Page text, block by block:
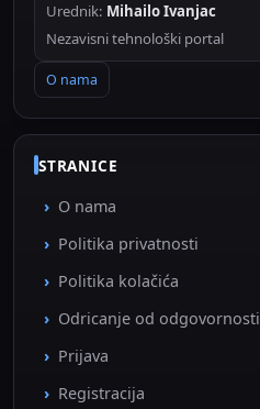
Urednik: Mihailo Ivanjac
Nezavisni tehnološki portal
O nama
STRANICE
O nama
Politika privatnosti
Politika kolačića
Odricanje od odgovornosti
Prijava
Registracija